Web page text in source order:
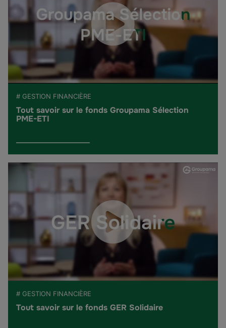
# GESTION FINANCIÈRE
Tout savoir sur le fonds Groupama Sélection
PME-ETI
# GESTION FINANCIÈRE
Tout savoir sur le fonds GER Solidaire